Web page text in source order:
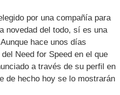
por una compañía para
novedad del todo, sí es una
hace unos días
del Need for Speed en el que
a través de su perfil en
de hecho hoy se lo mostrarán